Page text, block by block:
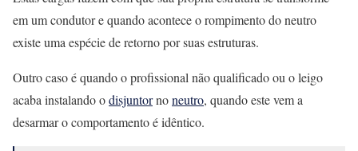
em um condutor e quando acontece o rompimento do neutro
existe uma espécie de retorno por suas estruturas.
Outro caso é quando o profissional não qualificado ou o leigo
acaba instalando odisjuntornoneutro, quando este vem a
desarmar o comportamento é idêntico.